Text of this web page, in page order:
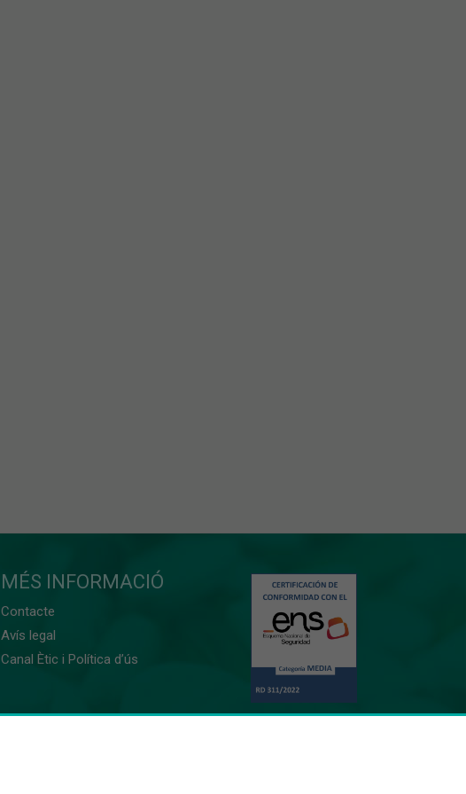
MÉS INFORMACIÓ
Contacte
Avís legal
Canal Ètic i Política d’ús